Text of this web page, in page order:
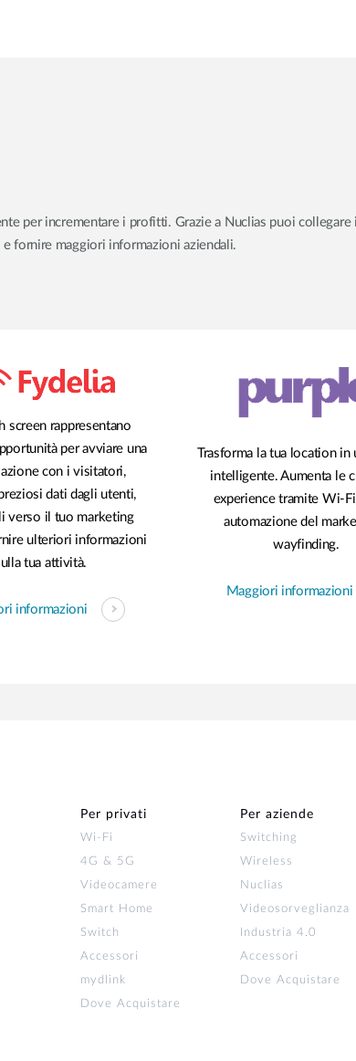
per incrementare i profitti. Grazie a Nuclias puoi
fornire maggiori informazioni aziendali.
screen rappresentano
per avviare una
con i visitatori,
dati dagli utenti,
verso il tuo marketing
ulteriori informazioni
tua attività.
informazioni
Trasforma la tua location in
intelligente. Aumenta le
experience tramite Wi-
automazione del
wayfinding.
Maggiori informazioni
Per privati
Wi‑Fi
4G & 5G
Videocamere
Smart Home
Switch
Accessori
mydlink
Dove Acquistare
Per aziende
Switching
Wireless
Nuclias
Videosorveglianza
Industria 4.0
Accessori
Dove Acquistare